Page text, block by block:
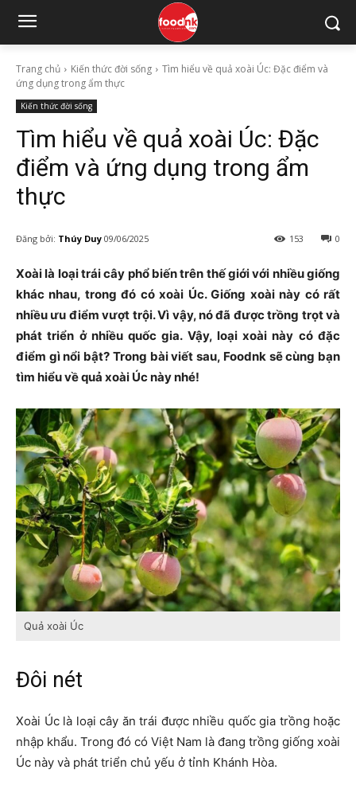
Trang chủ Kiến thức đời sống
Tìm hiểu về quả xoài Úc: Đặc điểm và
ứng dụng trong ẩm thực
Kiến thức đời sống
Tìm hiểu về quả xoài Úc: Đặc
điểm và ứng dụng trong ẩm
thực
Đăng bởi: Thúy Duy 09/06/2025 0
153
Xoài là loại trái cây phổ biến trên thế giới với nhiều giống
khác nhau, trong đó có xoài Úc. Giống xoài này có rất
nhiều ưu điểm vượt trội. Vì vậy, nó đã được trồng trọt và
phát triển ở nhiều quốc gia. Vậy, loại xoài này có đặc
điểm gì nổi bật? Trong bài viết sau, Foodnk sẽ cùng bạn
tìm hiểu về quả xoài Úc này nhé!
Quả xoài Úc
Đôi nét
Xoài Úc là loại cây ăn trái được nhiều quốc gia trồng hoặc
nhập khẩu. Trong đó có Việt Nam là đang trồng giống xoài
Úc này và phát triển chủ yếu ở tỉnh Khánh Hòa.